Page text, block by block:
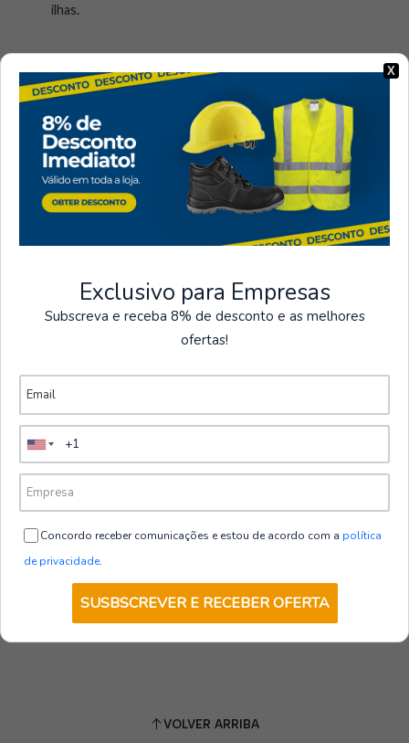
ilhas.
Visto recientemente
VOLVER ARRIBA
X
Exclusivo para Empresas
Subscreva e receba 8% de desconto e as melhores
ofertas!
Concordo receber comunicações e estou de acordo com a política
de privacidade.
SUSBSCREVER E RECEBER OFERTA